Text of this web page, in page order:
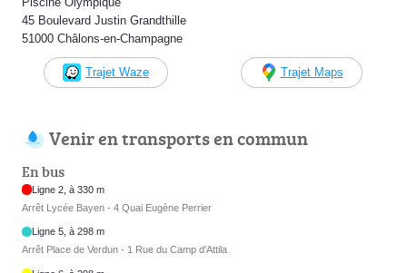
45 Boulevard Justin Grandthille
51000 Châlons-en-Champagne
Trajet Waze Trajet Maps
Venir en transports en commun
En bus
Ligne 2, à 330 m
Arrêt Lycée Bayen - 4 Quai Eugène Perrier
Ligne 5, à 298 m
Arrêt Place de Verdun - 1 Rue du Camp d'Attila